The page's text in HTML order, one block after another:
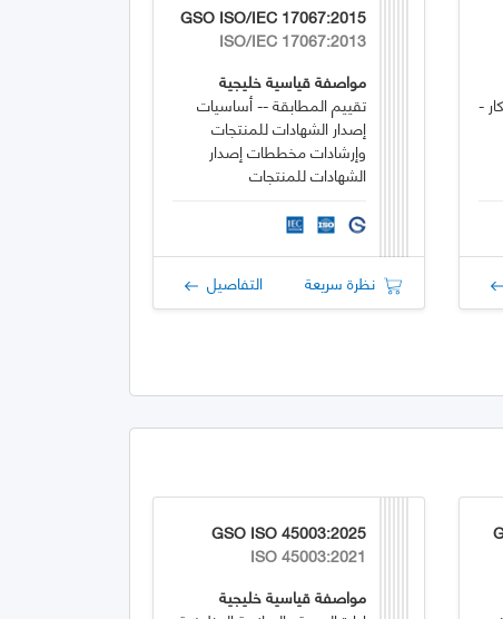
-
GSO ISO/IEC 17067:2015
ISO/IEC 17067:2013
مواصفة قياسية خليجية
تقييم المطابقة -- أساسيات
إصدار الشهادات للمنتجات
وإرشادات مخططات إصدار
الشهادات للمنتجات
نظرة سريعة التفاصيل
GSO ISO 45003:2025
ISO 45003:2021
مواصفة قياسية خليجية